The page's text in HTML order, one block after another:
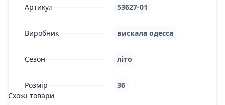
Артикул 53627-01
Виробник вискала одесса
Сезон літо
Розмір
36
Схожі товари